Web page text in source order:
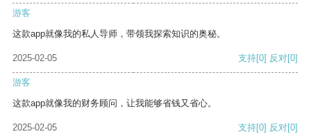
游客
这款app就像我的私人导师，带领我探索知识的奥秘。
2025-02-05 支持[0] 反对[0]
游客
这款app就像我的财务顾问，让我能够省钱又省心。
2025-02-05 支持[0] 反对[0]